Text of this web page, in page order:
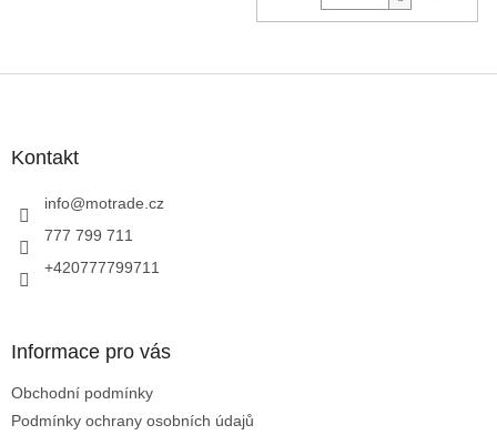
Kontakt
info@motrade.cz
777 799 711
+420777799711
Informace pro vás
Obchodní podmínky
Podmínky ochrany osobních údajů